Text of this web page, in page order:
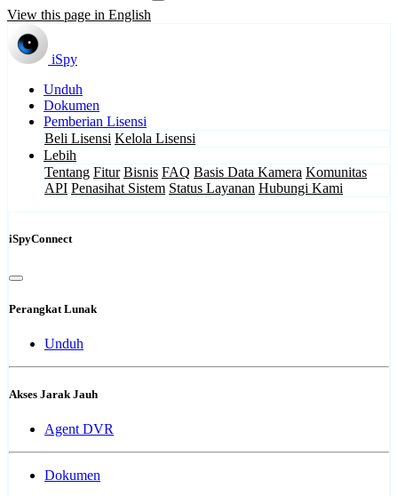
View this page in English
iSpy
Unduh
Dokumen
Pemberian Lisensi
Beli Lisensi Kelola Lisensi
Lebih
Tentang Fitur Bisnis FAQ Basis Data Kamera Komunitas
API Penasihat Sistem Status Layanan Hubungi Kami
iSpyConnect
Perangkat Lunak
Unduh
Akses Jarak Jauh
Agent DVR
Dokumen